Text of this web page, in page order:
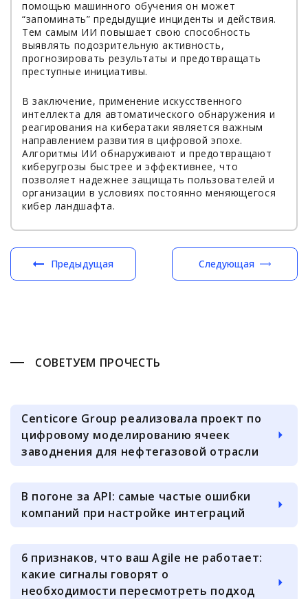
помощью машинного обучения он может
“запоминать” предыдущие инциденты и действия.
Тем самым ИИ повышает свою способность
выявлять подозрительную активность,
прогнозировать результаты и предотвращать
преступные инициативы.
В заключение, применение искусственного
интеллекта для автоматического обнаружения и
реагирования на кибератаки является важным
направлением развития в цифровой эпохе.
Алгоритмы ИИ обнаруживают и предотвращают
киберугрозы быстрее и эффективнее, что
позволяет надежнее защищать пользователей и
организации в условиях постоянно меняющегося
кибер ландшафта.
Предыдущая Следующая
СОВЕТУЕМ ПРОЧЕСТЬ
Centicore Group реализовала проект по
цифровому моделированию ячеек
заводнения для нефтегазовой отрасли
В погоне за API: самые частые ошибки
компаний при настройке интеграций
6 признаков, что ваш Agile не работает:
какие сигналы говорят о
необходимости пересмотреть подход